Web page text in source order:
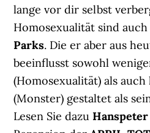
lange vor dir selbst
Homosexualität sind
Parks. Die er aber aus
beeinflusst sowohl
(Homosexualität) als
(Monster) gestaltet als
Lesen Sie dazu